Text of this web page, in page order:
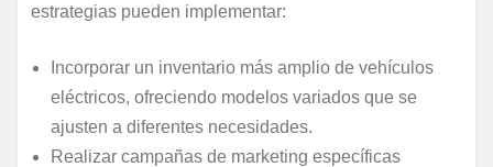
estrategias pueden implementar:
Incorporar un inventario más amplio de vehículos
eléctricos, ofreciendo modelos variados que se
ajusten a diferentes necesidades.
Realizar campañas de marketing específicas